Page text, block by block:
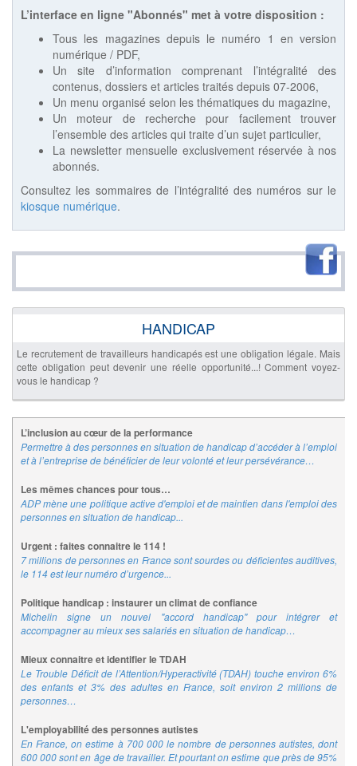
L’interface en ligne "Abonnés" met à votre disposition :
Tous les magazines depuis le numéro 1 en version
numérique / PDF,
Un site d’information comprenant l’intégralité des
contenus, dossiers et articles traités depuis 07-2006,
Un menu organisé selon les thématiques du magazine,
Un moteur de recherche pour facilement trouver
l’ensemble des articles qui traite d’un sujet particulier,
La newsletter mensuelle exclusivement réservée à nos
abonnés.
Consultez les sommaires de l’intégralité des numéros sur le
kiosque numérique.
HANDICAP
Le recrutement de travailleurs handicapés est une obligation légale. Mais
cette obligation peut devenir une réelle opportunité...! Comment voyez-
vous le handicap ?
L’inclusion au cœur de la performance
Permettre à des personnes en situation de handicap d’accéder à l’emploi
et à l’entreprise de bénéficier de leur volonté et leur persévérance…
Les mêmes chances pour tous…
ADP mène une politique active d'emploi et de maintien dans l'emploi des
personnes en situation de handicap...
Urgent : faites connaitre le 114 !
7 millions de personnes en France sont sourdes ou déficientes auditives,
le 114 est leur numéro d’urgence...
Politique handicap : instaurer un climat de confiance
Michelin signe un nouvel "accord handicap" pour intégrer et
accompagner au mieux ses salariés en situation de handicap…
Mieux connaitre et identifier le TDAH
Le Trouble Déficit de l’Attention/Hyperactivité (TDAH) touche environ 6%
des enfants et 3% des adultes en France, soit environ 2 millions de
personnes…
L'employabilité des personnes autistes
En France, on estime à 700 000 le nombre de personnes autistes, dont
600 000 sont en âge de travailler. Et pourtant on estime que près de 95%